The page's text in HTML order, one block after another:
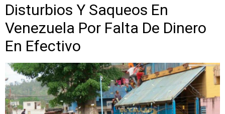
Disturbios Y Saqueos En
Venezuela Por Falta De Dinero
En Efectivo